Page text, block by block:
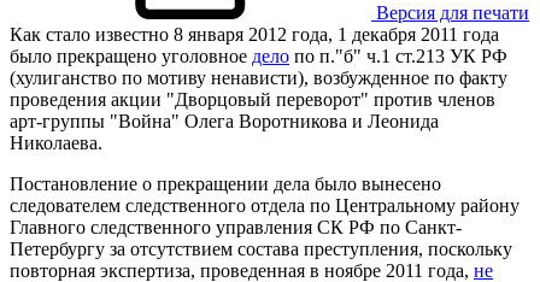
Версия для печати
Как стало известно 8 января 2012 года, 1 декабря 2011 года
было прекращено уголовное дело по п."б" ч.1 ст.213 УК РФ
(хулиганство по мотиву ненависти), возбужденное по факту
проведения акции "Дворцовый переворот" против членов
арт-группы "Война" Олега Воротникова и Леонида
Николаева.
Постановление о прекращении дела было вынесено
следователем следственного отдела по Центральному району
Главного следственного управления СК РФ по Санкт-
Петербургу за отсутствием состава преступления, поскольку
повторная экспертиза, проведенная в ноябре 2011 года, не